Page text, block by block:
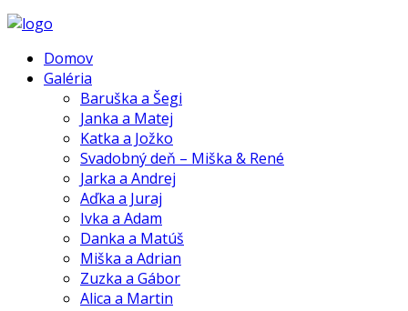
Domov
Galéria
Baruška a Šegi
Janka a Matej
Katka a Jožko
Svadobný deň – Miška & René
Jarka a Andrej
Aďka a Juraj
Ivka a Adam
Danka a Matúš
Miška a Adrian
Zuzka a Gábor
Alica a Martin